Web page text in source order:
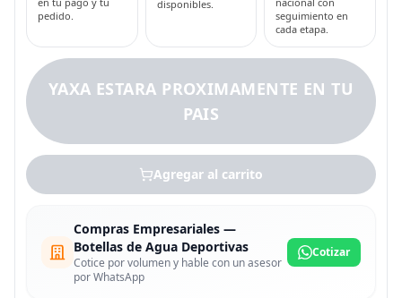
pedido.
disponibles.
seguimiento en
cada etapa.
YAXA ESTARA PROXIMAMENTE EN TU
PAIS
Agregar al carrito
Compras Empresariales —
Botellas de Agua Deportivas
Cotice por volumen y hable con un asesor
por WhatsApp
Cotizar